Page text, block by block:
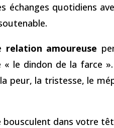
échanges quotidiens
relation amoureuse
le dindon de la farce
peur, la tristesse, le
bousculent dans votre